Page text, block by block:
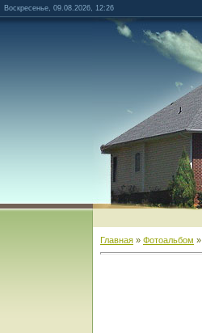
Воскресенье, 09.08.2026, 12:26
Главная » Фотоальбом »